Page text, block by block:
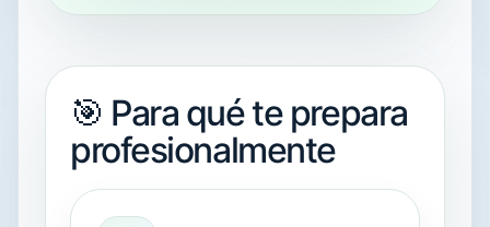
🎯 Para qué te prepara
profesionalmente